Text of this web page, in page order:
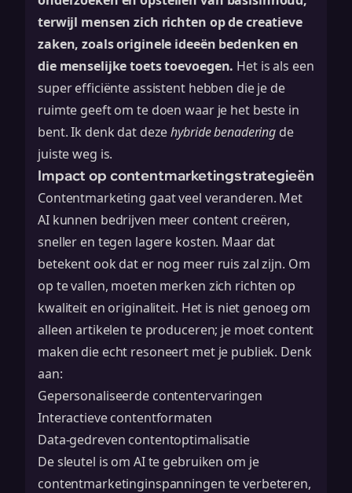
terwijl mensen zich richten op de creatieve
zaken, zoals originele ideeën bedenken en
die menselijke toets toevoegen. Het is als een
super efficiënte assistent hebben die je de
ruimte geeft om te doen waar je het beste in
bent. Ik denk dat dezehybride benadering de
juiste weg is.
Impact op contentmarketingstrategieën
Contentmarketing gaat veel veranderen. Met
AI kunnen bedrijven meer content creëren,
sneller en tegen lagere kosten. Maar dat
betekent ook dat er nog meer ruis zal zijn. Om
op te vallen, moeten merken zich richten op
kwaliteit en originaliteit. Het is niet genoeg om
alleen artikelen te produceren; je moet content
maken die echt resoneert met je publiek. Denk
aan:
Gepersonaliseerde contentervaringen
Interactieve contentformaten
Data-gedreven contentoptimalisatie
De sleutel is om AI te gebruiken om je
contentmarketinginspanningen te verbeteren,